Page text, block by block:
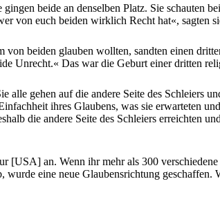
beide an denselben Platz. Sie schauten
von euch beiden wirklich Recht hat«, sagten
beiden glauben wollten, sandten einen
Unrecht.« Das war die Geburt einer dritten
gehen auf die andere Seite des Schleiers
ihres Glaubens, was sie erwarteten
die andere Seite des Schleiers erreichten
[USA] an. Wenn ihr mehr als 300
eine neue Glaubensrichtung geschaffen.